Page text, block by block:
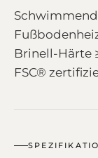
Brinell-Härte
FSC®